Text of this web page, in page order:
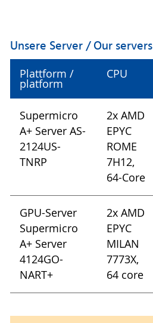
Unsere Server / Our servers
Plattform /
platform
CPU
Supermicro
A+ Server AS-
2124US-
TNRP
2x AMD
EPYC
ROME
7H12,
64-Core
GPU-Server
Supermicro
A+ Server
4124GO-
NART+
2x AMD
EPYC
MILAN
7773X,
64 core